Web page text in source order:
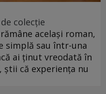
colecție
același roman,
simplă sau într-una
ai ținut vreodată în
știi că experiența nu